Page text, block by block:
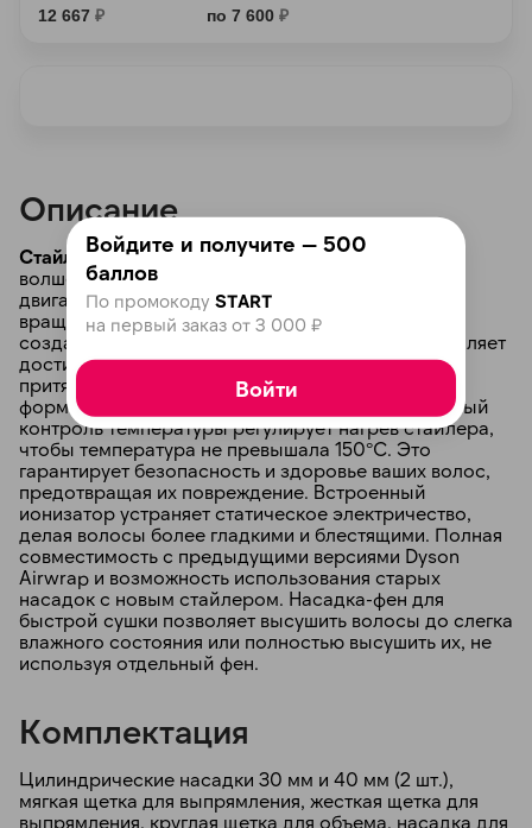
12 667 ₽ по 7 600 ₽
Описание
Стайлер Dyson Airwrap Complete Long HS08:
волшебство укладки в ваших руках. Мощный
двигатель Dyson V9 с 13-лопастным импеллером
вращается со скоростью до 110 000 об/мин,
создавая мощный поток воздуха, который позволяет
достичь эффекта Коанда. Благодаря ему волосы
притягиваются к насадке и легко накручиваются,
формируя безупречные локоны. Интеллектуальный
контроль температуры регулирует нагрев стайлера,
чтобы температура не превышала 150°C. Это
гарантирует безопасность и здоровье ваших волос,
предотвращая их повреждение. Встроенный
ионизатор устраняет статическое электричество,
делая волосы более гладкими и блестящими. Полная
совместимость с предыдущими версиями Dyson
Airwrap и возможность использования старых
насадок с новым стайлером. Насадка-фен для
быстрой сушки позволяет высушить волосы до слегка
влажного состояния или полностью высушить их, не
используя отдельный фен.
Комплектация
Цилиндрические насадки 30 мм и 40 мм (2 шт.),
мягкая щетка для выпрямления, жесткая щетка для
выпрямления, круглая щетка для объема, насадка для
Войдите и получите — 500
баллов
По промокоду START
на первый заказ от 3 000 ₽
Войти